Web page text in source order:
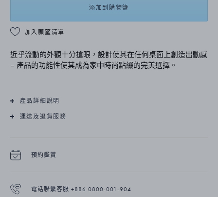
添加到購物籃
加入願望清單
近乎流動的外觀十分搶眼，設計使其在任何桌面上創造出動感
– 產品的功能性使其成為家中時尚點綴的完美選擇。
產品詳細說明
運送及退貨服務
預約鑑賞
電話聯繫客服 +886 0800-001-904